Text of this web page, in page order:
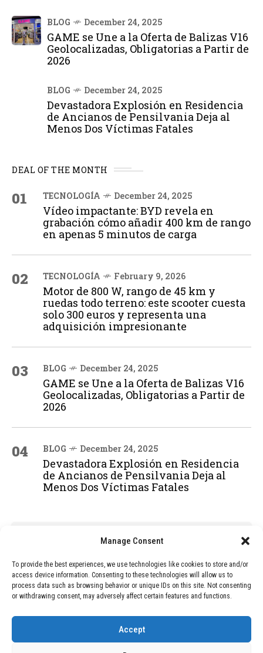
Manage Consent
To provide the best experiences, we use technologies like cookies to store and/or
access device information. Consenting to these technologies will allow us to
process data such as browsing behavior or unique IDs on this site. Not consenting
or withdrawing consent, may adversely affect certain features and functions.
Accept
BLOG December 24, 2025
GAME se Une a la Oferta de Balizas V16
Geolocalizadas, Obligatorias a Partir de
2026
BLOG December 24, 2025
Devastadora Explosión en Residencia
de Ancianos de Pensilvania Deja al
Menos Dos Víctimas Fatales
DEAL OF THE MONTH
01 TECNOLOGÍA December 24, 2025
Vídeo impactante: BYD revela en
grabación cómo añadir 400 km de rango
en apenas 5 minutos de carga
02 TECNOLOGÍA February 9, 2026
Motor de 800 W, rango de 45 km y
ruedas todo terreno: este scooter cuesta
solo 300 euros y representa una
adquisición impresionante
03 BLOG December 24, 2025
GAME se Une a la Oferta de Balizas V16
Geolocalizadas, Obligatorias a Partir de
2026
04 BLOG December 24, 2025
Devastadora Explosión en Residencia
de Ancianos de Pensilvania Deja al
Menos Dos Víctimas Fatales